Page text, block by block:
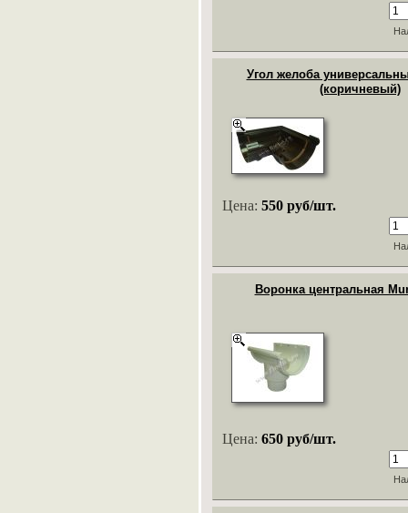
Угол желоба
(коричневый)
Цена: 550 руб/шт.
Воронка центральная
Цена: 650 руб/шт.